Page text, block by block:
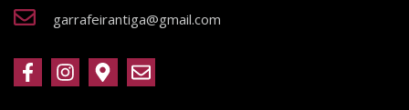
garrafeirantiga@gmail.com